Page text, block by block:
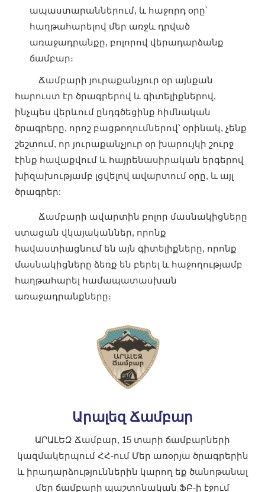
ապաստարաններում, և հաջորդ օրը՝
հաղթահարելով մեր առջև դրված
առաջադրանքը, բոլորով վերադարձանք
ճամբար։
Ճամբարի յուրաքանչյուր օր այնքան
հարուստ էր ծրագրերով և գիտելիքներով,
ինչպես վերևում ընդգծեցինք հիմնական
ծրագրերը, որոշ բացթողումներով՝ օրինակ, չենք
շեշտում, որ յուրաքանչյուր օր խարույկի շուրջ
էինք հավաքվում և հայրենասիրական երգերով
խիզախությամբ լցվելով ավարտում օրը, և այլ
ծրագրեր:
Ճամբարի ավարտին բոլոր մասնակիցները
ստացան վկայականներ, որոնք
հավաստիացնում են այն գիտելիքները, որոնք
մասնակիցները ձեռք են բերել և հաջողությամբ
հաղթահարել համապատասխան
առաջադրանքները։
Արալեզ Ճամբար
ԱՐԱԼԵԶ Ճամբար, 15 տարի ճամբարների
կազմակերպում ՀՀ-ում Մեր առօրյա ծրագրերին
և իրադարձություններին կարող եք ծանոթանալ
մեր ճամբարի պաշտոնական ՖԲ-ի էջում